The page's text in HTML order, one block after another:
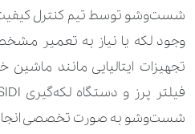
حوله استخری
حوله دست و صورت
شست‌وشو توسط تیم کنترل کیفیت
وجود لکه یا نیاز به تعمیر
شست‌وشو به‌ صورت تخصصی